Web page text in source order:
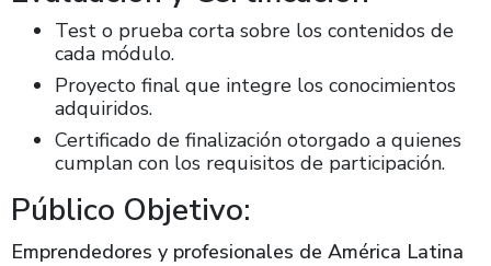
Test o prueba corta sobre los contenidos de
cada módulo.
Proyecto final que integre los conocimientos
adquiridos.
Certificado de finalización otorgado a quienes
cumplan con los requisitos de participación.
Público Objetivo:
Emprendedores y profesionales de América Latina